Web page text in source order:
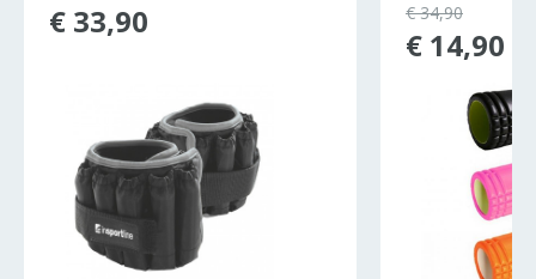
€ 33,90 € 34,90
€ 14,90